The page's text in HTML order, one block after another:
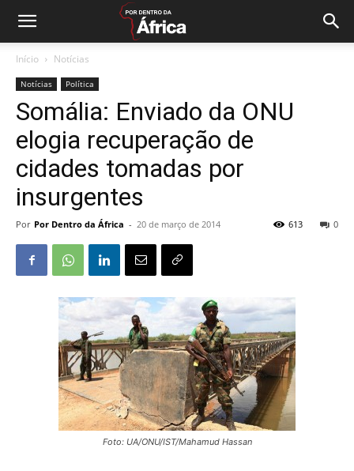
Início Notícias
Notícias Política
Somália: Enviado da ONU
elogia recuperação de
cidades tomadas por
insurgentes
Por Por Dentro da África - 20 de março de 2014 0
613
Foto: UA/ONU/IST/Mahamud Hassan